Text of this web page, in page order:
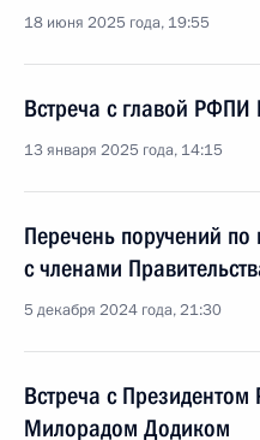
18 июня 2025 года, 19:55
Встреча с главой
13 января 2025 года, 14:15
Перечень поручений
с членами
5 декабря 2024 года, 21:30
Встреча с Президентом
Милорадом Додиком